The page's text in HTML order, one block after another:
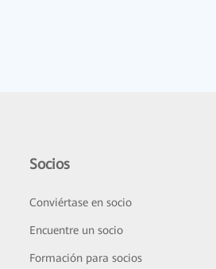
Socios
Conviértase en socio
Encuentre un socio
Formación para socios